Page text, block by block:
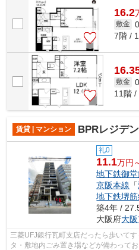
16.2
敷金
7階 /
敷金
11階 /
賃貸 | マンション BPRレジデ
礼0
11.1万円
地下鉄御
京阪本線 「
地下鉄堺筋
築4年 /
大阪府大
三菱UFJ銀行瓦町支店だったら歩いて
タ・敷地内ごみ置き場などが備わって